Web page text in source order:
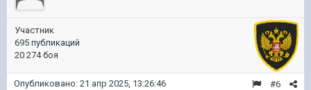
Участник
695 публикаций
20 274 боя
#6
Опубликовано: 21 апр 2025, 13:26:46